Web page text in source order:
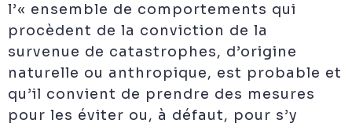
l’« ensemble de comportements qui
procèdent de la conviction de la
survenue de catastrophes, d’origine
naturelle ou anthropique, est probable et
qu’il convient de prendre des mesures
pour les éviter ou, à défaut, pour s’y